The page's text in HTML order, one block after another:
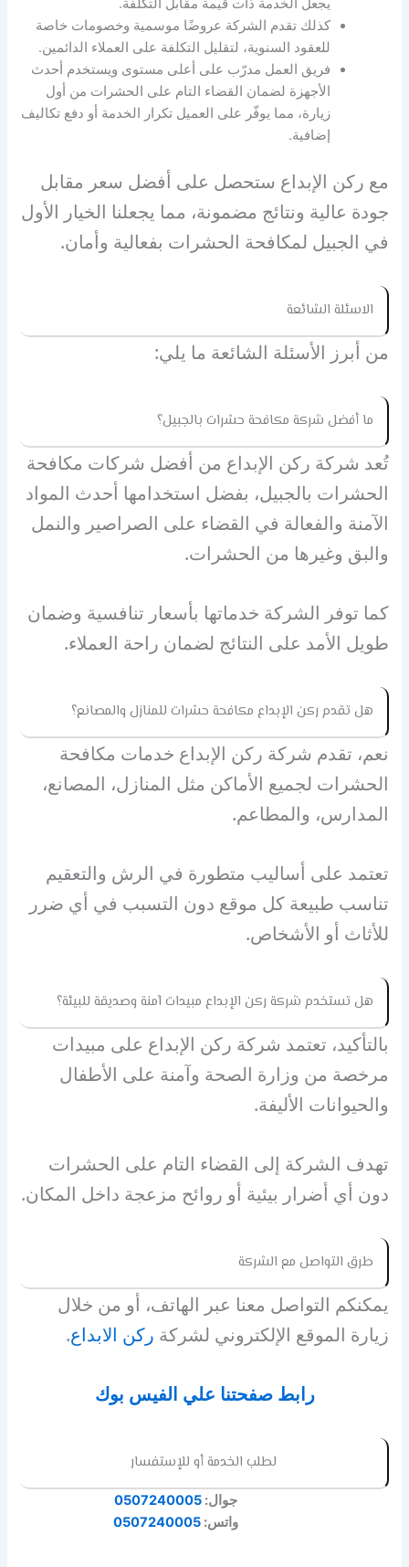
يجعل الخدمة ذات قيمة مقابل التكلفة.
كذلك تقدم الشركة عروضًا موسمية وخصومات خاصة
للعقود السنوية، لتقليل التكلفة على العملاء الدائمين.
فريق العمل مدرّب على أعلى مستوى ويستخدم أحدث
الأجهزة لضمان القضاء التام على الحشرات من أول
زيارة، مما يوفّر على العميل تكرار الخدمة أو دفع تكاليف
إضافية.
مع ركن الإبداع ستحصل على أفضل سعر مقابل
جودة عالية ونتائج مضمونة، مما يجعلنا الخيار الأول
في الجبيل لمكافحة الحشرات بفعالية وأمان.
الاسئلة الشائعة
من أبرز الأسئلة الشائعة ما يلي:
ما أفضل شركة مكافحة حشرات بالجبيل؟
تُعد شركة ركن الإبداع من أفضل شركات مكافحة
الحشرات بالجبيل، بفضل استخدامها أحدث المواد
الآمنة والفعالة في القضاء على الصراصير والنمل
والبق وغيرها من الحشرات.
كما توفر الشركة خدماتها بأسعار تنافسية وضمان
طويل الأمد على النتائج لضمان راحة العملاء.
هل تقدم ركن الإبداع مكافحة حشرات للمنازل والمصانع؟
نعم، تقدم شركة ركن الإبداع خدمات مكافحة
الحشرات لجميع الأماكن مثل المنازل، المصانع،
المدارس، والمطاعم.
تعتمد على أساليب متطورة في الرش والتعقيم
تناسب طبيعة كل موقع دون التسبب في أي ضرر
للأثاث أو الأشخاص.
هل تستخدم شركة ركن الإبداع مبيدات آمنة وصديقة للبيئة؟
بالتأكيد، تعتمد شركة ركن الإبداع على مبيدات
مرخصة من وزارة الصحة وآمنة على الأطفال
والحيوانات الأليفة.
تهدف الشركة إلى القضاء التام على الحشرات
دون أي أضرار بيئية أو روائح مزعجة داخل المكان.
طرق التواصل مع الشركة
يمكنكم التواصل معنا عبر الهاتف، أو من خلال
زيارة الموقع الإلكتروني لشركة ركن الابداع.
رابط صفحتنا علي الفيس بوك
لطلب الخدمة أو للإستفسار
جوال:0507240005
واتس:0507240005